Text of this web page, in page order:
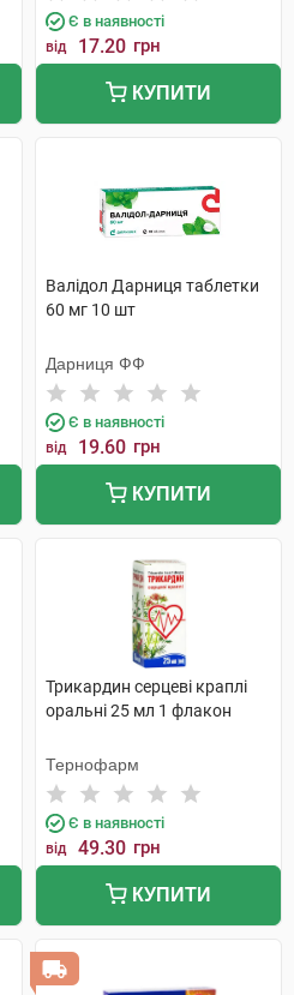
Є в наявності
від 17.20 грн
КУПИТИ
Валідол Дарниця таблетки
60 мг 10 шт
Дарниця ФФ
Є в наявності
від 19.60 грн
КУПИТИ
Трикардин серцеві краплі
оральні 25 мл 1 флакон
Тернофарм
Є в наявності
від 49.30 грн
КУПИТИ